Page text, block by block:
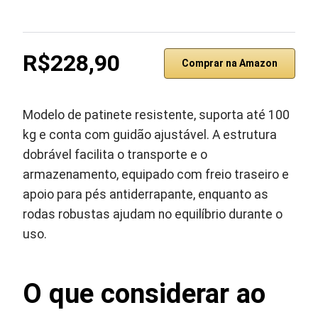
R$228,90 Comprar na Amazon
Modelo de patinete resistente, suporta até 100
kg e conta com guidão ajustável. A estrutura
dobrável facilita o transporte e o
armazenamento, equipado com freio traseiro e
apoio para pés antiderrapante, enquanto as
rodas robustas ajudam no equilíbrio durante o
uso.
O que considerar ao